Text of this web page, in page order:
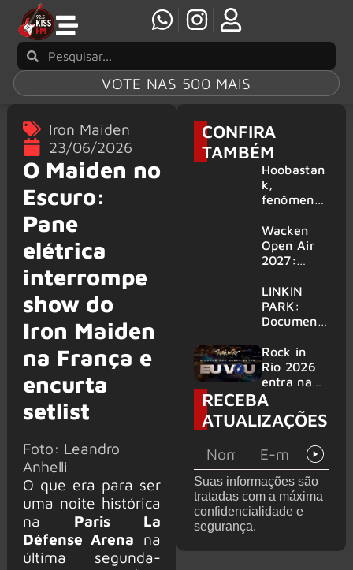
VOTE NAS 500 MAIS
Iron Maiden
23/06/2026
O Maiden no
Escuro:
Pane
elétrica
interrompe
show do
Iron Maiden
na França e
encurta
setlist
Foto: Leandro
Anhelli
O que era para ser
uma noite histórica
na Paris La
Défense Arena na
última segunda-
CONFIRA
TAMBÉM
Hoobastan
k,
fenômeno
rock anos
2000,
volta ao
6 shows
Wacken
Open Air
2027:
amplia
line-up e
já
mais de 50
bandas
LINKIN
PARK:
Document
‘Unshatter’
e álbum ao
vivo são
anunciados
Rock in
Rio 2026
entra na
reta final
com
Cidade do
montagem
acelerada
e line-up
completo
confirmad
RECEBA
ATUALIZAÇÕES
Suas informações são
tratadas com a máxima
confidencialidade e
segurança.